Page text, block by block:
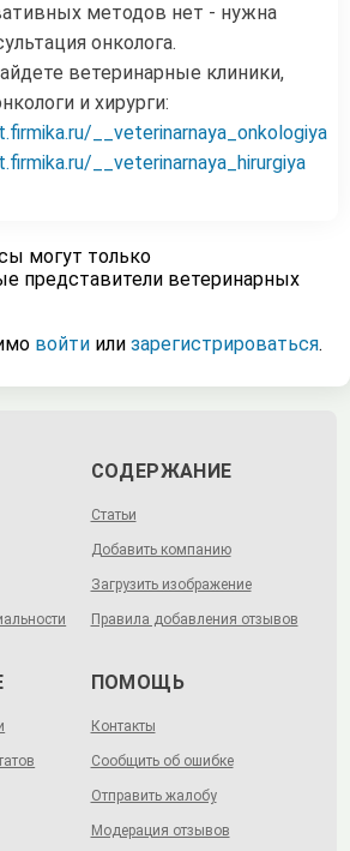
методов нет - нужна
онколога.
ветеринарные клиники,
и хирурги:
__veterinarnaya_onkologiya
__veterinarnaya_hirurgiya
могут только
представители ветеринарных
войти или зарегистрироваться.
СОДЕРЖАНИЕ
Статьи
Добавить компанию
Загрузить изображение
Правила добавления отзывов
ПОМОЩЬ
Контакты
Сообщить об ошибке
Отправить жалобу
Модерация отзывов